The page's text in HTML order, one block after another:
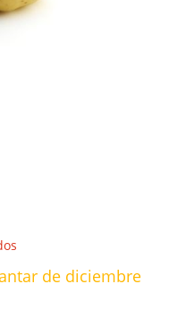
de diciembre